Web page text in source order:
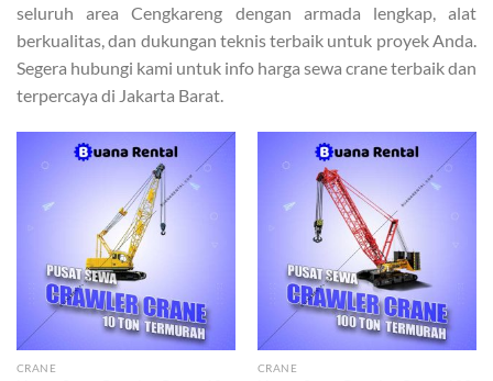
seluruh area Cengkareng dengan armada lengkap, alat
berkualitas, dan dukungan teknis terbaik untuk proyek Anda.
Segera hubungi kami untuk info harga sewa crane terbaik dan
terpercaya di Jakarta Barat.
CRANE CRANE